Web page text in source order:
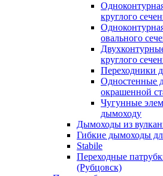
круглого
овального
круглого
Переходники
Одностенные
окрашенной
Чугунные
дымоходу
Дымоходы из
Гибкие дымоходы
Stabile
Переходные
(Рубцовск)